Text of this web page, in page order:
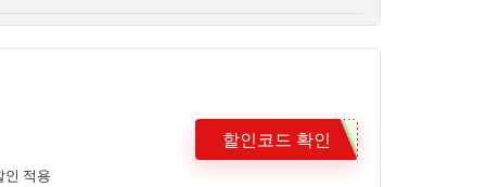
인 적용
할인코드 확인